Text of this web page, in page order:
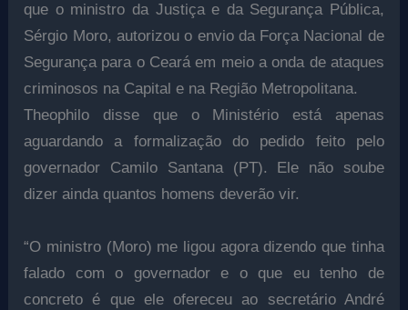
que o ministro da Justiça e da Segurança Pública,
Sérgio Moro, autorizou o envio da Força Nacional de
Segurança para o Ceará em meio a onda de ataques
criminosos na Capital e na Região Metropolitana.
Theophilo disse que o Ministério está apenas
aguardando a formalização do pedido feito pelo
governador Camilo Santana (PT). Ele não soube
dizer ainda quantos homens deverão vir.
“O ministro (Moro) me ligou agora dizendo que tinha
falado com o governador e o que eu tenho de
concreto é que ele ofereceu ao secretário André